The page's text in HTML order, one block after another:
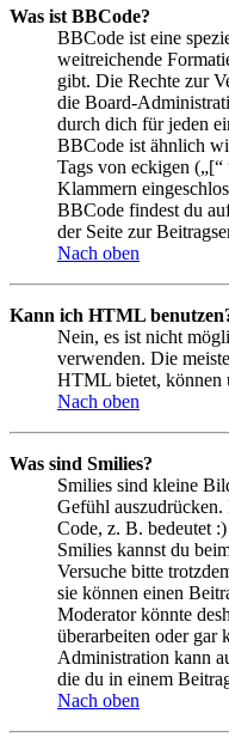
Was ist BBCode?
BBCode ist eine
weitreichende
gibt. Die Rechte zur
die Board-
durch dich für jeden
BBCode ist ähnlich
Tags von eckigen („[“
Klammern
BBCode findest du
der Seite zur
Nach oben
Kann ich HTML
Nein, es ist nicht
verwenden. Die
HTML bietet, können
Nach oben
Was sind Smilies?
Smilies sind kleine
Gefühl
Code, z. B. bedeutet
Smilies kannst du
Versuche bitte
sie können einen
Moderator könnte
überarbeiten oder gar
Administration kann
die du in einem
Nach oben